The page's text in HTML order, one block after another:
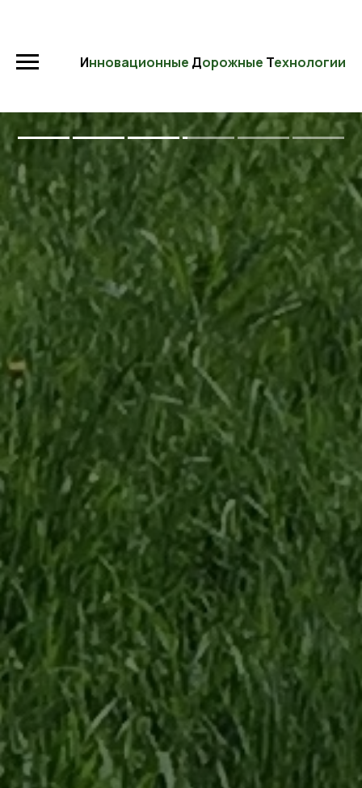
Инновационные Дорожные Технологии